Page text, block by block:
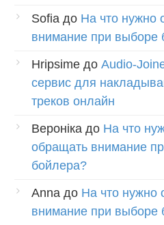
Sofia до На что нужно
внимание при выборе
Hripsime до Audio-
сервис для
треков онлайн
Вероніка до На что
обращать внимание
бойлера?
Anna до На что нужно
внимание при выборе